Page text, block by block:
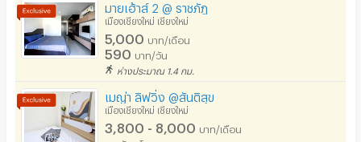
เตาปรุงอาหาร
อนุญาตให้เลี้ยงสัตว์
อนุญาตให้สูบบุหรี่ในห้องพัก
โทรศัพท์สายตรง
ที่จอดรถ
มายเฮ้าส์ 2 @ ราชภัฏ
เมืองเชียงใหม่ เชียงใหม่
5,000 บาท/เดือน
590 บาท/วัน
ห่างประมาณ 1.4 กม.
เมญ่า ลิฟวิ่ง @สันติสุข
เมืองเชียงใหม่ เชียงใหม่
3,800 - 8,000 บาท/เดือน